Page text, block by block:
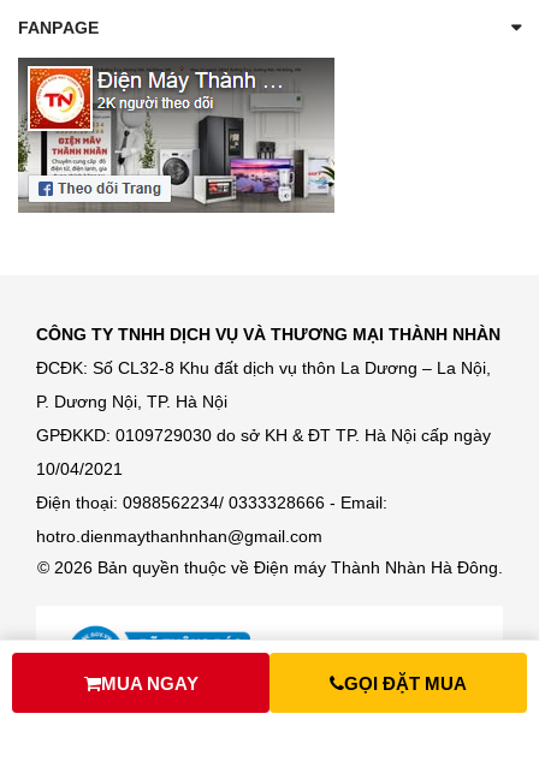
MUA NGAY GỌI ĐẶT MUA
FANPAGE
CÔNG TY TNHH DỊCH VỤ VÀ THƯƠNG MẠI THÀNH NHÀN
ĐCĐK: Số CL32-8 Khu đất dịch vụ thôn La Dương – La Nội,
P. Dương Nội, TP. Hà Nội
GPĐKKD: 0109729030 do sở KH & ĐT TP. Hà Nội cấp ngày
10/04/2021
Điện thoại: 0988562234/ 0333328666 - Email:
hotro.dienmaythanhnhan@gmail.com
© 2026 Bản quyền thuộc về Điện máy Thành Nhàn Hà Đông.